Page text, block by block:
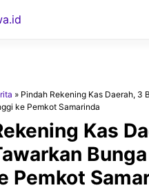
» Pindah Rekening Kas Daerah, 3
ke Pemkot Samarinda
Kas
Bunga
Pemkot